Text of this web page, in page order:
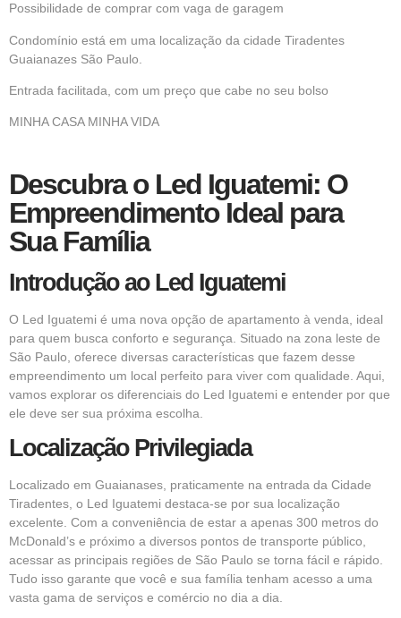
Possibilidade de comprar com vaga de garagem
Condomínio está em uma localização da cidade Tiradentes
Guaianazes São Paulo.
Entrada facilitada, com um preço que cabe no seu bolso
MINHA CASA MINHA VIDA
Descubra o Led Iguatemi: O
Empreendimento Ideal para
Sua Família
Introdução ao Led Iguatemi
O Led Iguatemi é uma nova opção de apartamento à venda, ideal
para quem busca conforto e segurança. Situado na zona leste de
São Paulo, oferece diversas características que fazem desse
empreendimento um local perfeito para viver com qualidade. Aqui,
vamos explorar os diferenciais do Led Iguatemi e entender por que
ele deve ser sua próxima escolha.
Localização Privilegiada
Localizado em Guaianases, praticamente na entrada da Cidade
Tiradentes, o Led Iguatemi destaca-se por sua localização
excelente. Com a conveniência de estar a apenas 300 metros do
McDonald’s e próximo a diversos pontos de transporte público,
acessar as principais regiões de São Paulo se torna fácil e rápido.
Tudo isso garante que você e sua família tenham acesso a uma
vasta gama de serviços e comércio no dia a dia.